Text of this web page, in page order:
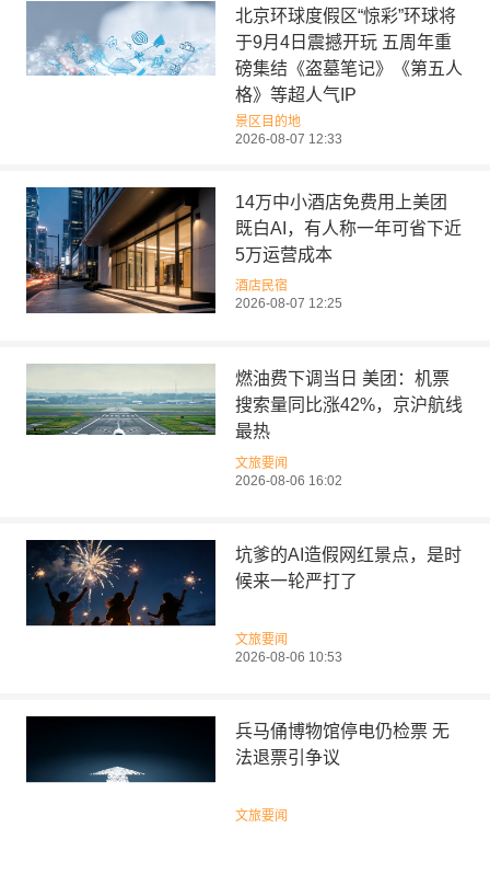
北京环球度假区“惊彩”环球将
于9月4日震撼开玩 五周年重
磅集结《盗墓笔记》《第五人
格》等超人气IP
景区目的地
2026-08-07 12:33
14万中小酒店免费用上美团
既白AI，有人称一年可省下近
5万运营成本
酒店民宿
2026-08-07 12:25
燃油费下调当日 美团：机票
搜索量同比涨42%，京沪航线
最热
文旅要闻
2026-08-06 16:02
坑爹的AI造假网红景点，是时
候来一轮严打了
文旅要闻
2026-08-06 10:53
兵马俑博物馆停电仍检票 无
法退票引争议
文旅要闻